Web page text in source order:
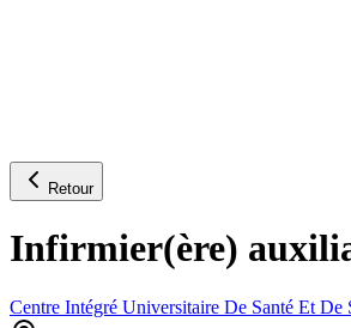
Retour
Infirmier(ère)
Centre Intégré Universitaire De Santé Et